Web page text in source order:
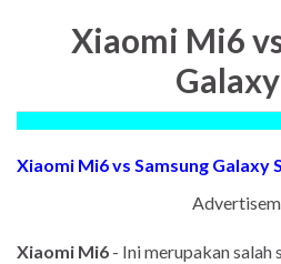
Xiaomi Mi6
Xiaomi Mi6 vs Samsung Galaxy
Xiaomi Mi6 - Ini merupakan